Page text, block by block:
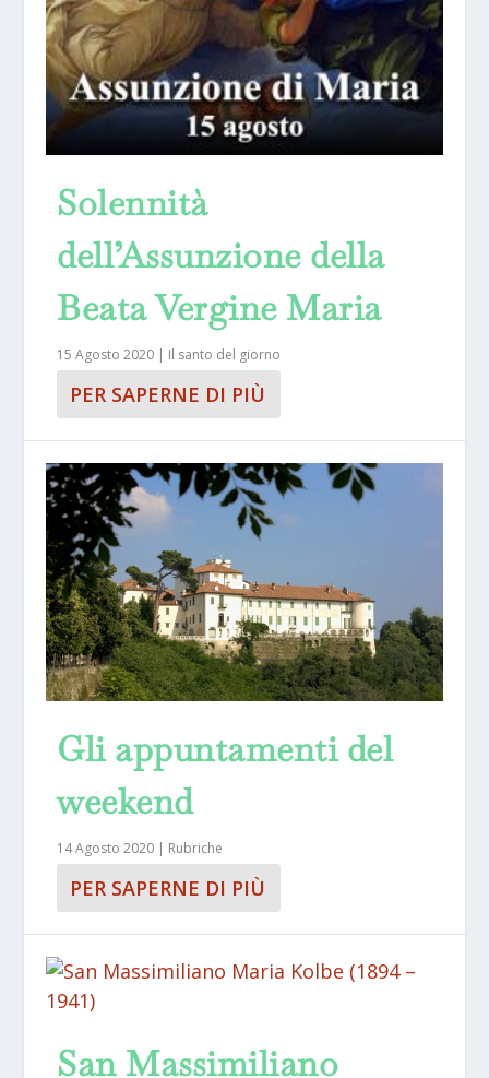
Solennità
dell’Assunzione della
Beata Vergine Maria
15 Agosto 2020 | Il santo del giorno
PER SAPERNE DI PIÙ
Gli appuntamenti del
weekend
14 Agosto 2020 | Rubriche
PER SAPERNE DI PIÙ
San Massimiliano